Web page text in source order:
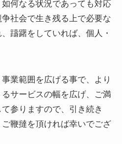
何なる状況であっても対応
社会で生き残る上で必要な
躊躇をしていれば、個人・
業範囲を広げる事で、より
サービスの幅を広げ、ご満
参りますので、引き続き
鞭撻を頂ければ幸いでござ